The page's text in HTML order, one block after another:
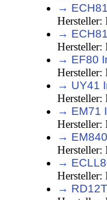
→
Hersteller:
→
Hersteller:
→ EF80
Hersteller:
→ UY41
Hersteller:
→ EM71
Hersteller:
→
Hersteller:
→
Hersteller:
→